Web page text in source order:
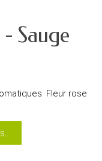
Sauge
Fleur rose